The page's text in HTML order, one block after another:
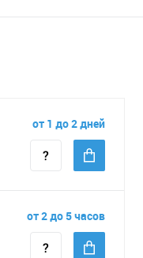
от 1 до 2 дней
от 2 до 5 часов